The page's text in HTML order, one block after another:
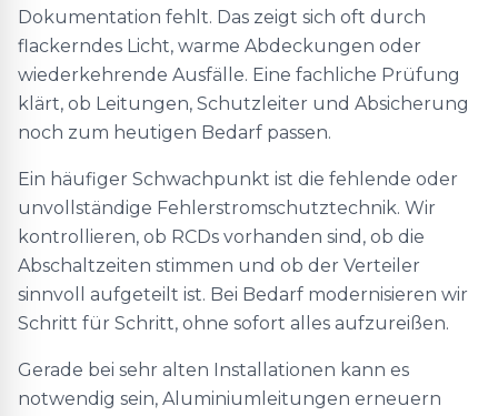
Dokumentation fehlt. Das zeigt sich oft durch
flackerndes Licht, warme Abdeckungen oder
wiederkehrende Ausfälle. Eine fachliche Prüfung
klärt, ob Leitungen, Schutzleiter und Absicherung
noch zum heutigen Bedarf passen.
Ein häufiger Schwachpunkt ist die fehlende oder
unvollständige Fehlerstromschutztechnik. Wir
kontrollieren, ob RCDs vorhanden sind, ob die
Abschaltzeiten stimmen und ob der Verteiler
sinnvoll aufgeteilt ist. Bei Bedarf modernisieren wir
Schritt für Schritt, ohne sofort alles aufzureißen.
Gerade bei sehr alten Installationen kann es
notwendig sein, Aluminiumleitungen erneuern